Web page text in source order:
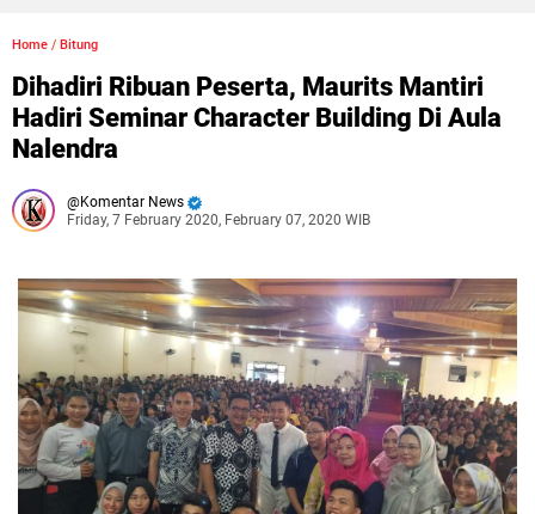
Home / Bitung
Dihadiri Ribuan Peserta, Maurits Mantiri
Hadiri Seminar Character Building Di Aula
Nalendra
Komentar News
Friday, 7 February 2020, February 07, 2020 WIB